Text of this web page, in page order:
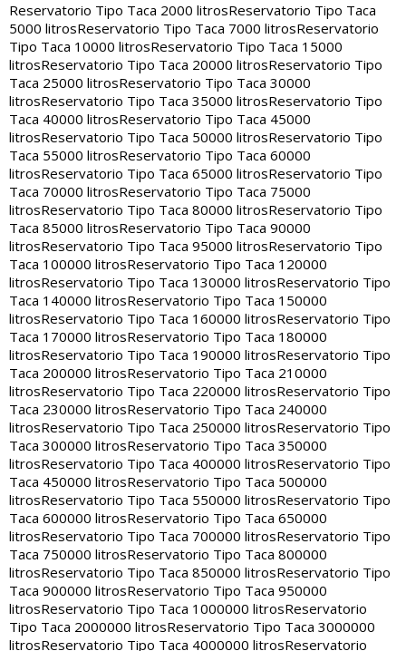
Reservatorio Tipo Taca 2000 litrosReservatorio Tipo Taca
5000 litrosReservatorio Tipo Taca 7000 litrosReservatorio
Tipo Taca 10000 litrosReservatorio Tipo Taca 15000
litrosReservatorio Tipo Taca 20000 litrosReservatorio Tipo
Taca 25000 litrosReservatorio Tipo Taca 30000
litrosReservatorio Tipo Taca 35000 litrosReservatorio Tipo
Taca 40000 litrosReservatorio Tipo Taca 45000
litrosReservatorio Tipo Taca 50000 litrosReservatorio Tipo
Taca 55000 litrosReservatorio Tipo Taca 60000
litrosReservatorio Tipo Taca 65000 litrosReservatorio Tipo
Taca 70000 litrosReservatorio Tipo Taca 75000
litrosReservatorio Tipo Taca 80000 litrosReservatorio Tipo
Taca 85000 litrosReservatorio Tipo Taca 90000
litrosReservatorio Tipo Taca 95000 litrosReservatorio Tipo
Taca 100000 litrosReservatorio Tipo Taca 120000
litrosReservatorio Tipo Taca 130000 litrosReservatorio Tipo
Taca 140000 litrosReservatorio Tipo Taca 150000
litrosReservatorio Tipo Taca 160000 litrosReservatorio Tipo
Taca 170000 litrosReservatorio Tipo Taca 180000
litrosReservatorio Tipo Taca 190000 litrosReservatorio Tipo
Taca 200000 litrosReservatorio Tipo Taca 210000
litrosReservatorio Tipo Taca 220000 litrosReservatorio Tipo
Taca 230000 litrosReservatorio Tipo Taca 240000
litrosReservatorio Tipo Taca 250000 litrosReservatorio Tipo
Taca 300000 litrosReservatorio Tipo Taca 350000
litrosReservatorio Tipo Taca 400000 litrosReservatorio Tipo
Taca 450000 litrosReservatorio Tipo Taca 500000
litrosReservatorio Tipo Taca 550000 litrosReservatorio Tipo
Taca 600000 litrosReservatorio Tipo Taca 650000
litrosReservatorio Tipo Taca 700000 litrosReservatorio Tipo
Taca 750000 litrosReservatorio Tipo Taca 800000
litrosReservatorio Tipo Taca 850000 litrosReservatorio Tipo
Taca 900000 litrosReservatorio Tipo Taca 950000
litrosReservatorio Tipo Taca 1000000 litrosReservatorio
Tipo Taca 2000000 litrosReservatorio Tipo Taca 3000000
litrosReservatorio Tipo Taca 4000000 litrosReservatorio